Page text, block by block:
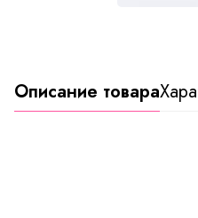
Описание товара